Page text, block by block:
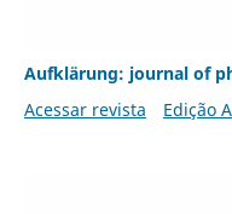
Aufklärung: journal of
Acessar revista
Edição